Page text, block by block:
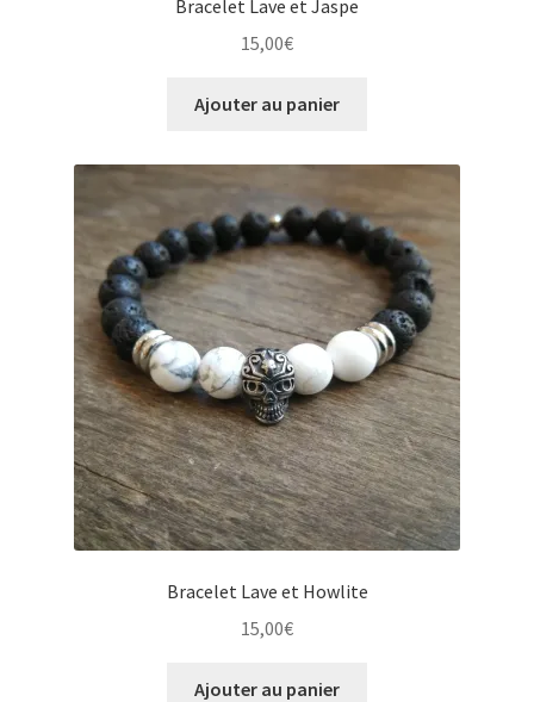
Bracelet Lave et Jaspe
15,00€
Ajouter au panier
Bracelet Lave et Howlite
15,00€
Ajouter au panier